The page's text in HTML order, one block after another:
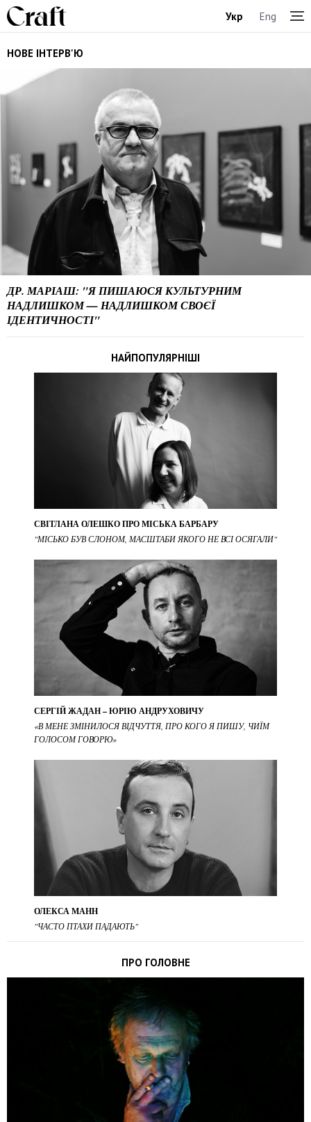
Укр Eng
НОВЕ ІНТЕРВ'Ю
ДР. МАРІАШ: "Я ПИШАЮСЯ КУЛЬТУРНИМ
НАДЛИШКОМ — НАДЛИШКОМ СВОЄЇ
ІДЕНТИЧНОСТІ"
НАЙПОПУЛЯРНІШІ
СВІТЛАНА ОЛЕШКО ПРО МІСЬКА БАРБАРУ
"МІСЬКО БУВ СЛОНОМ, МАСШТАБИ ЯКОГО НЕ ВСІ ОСЯГАЛИ"
СЕРГІЙ ЖАДАН – ЮРІЮ АНДРУХОВИЧУ
«В МЕНЕ ЗМІНИЛОСЯ ВІДЧУТТЯ, ПРО КОГО Я ПИШУ, ЧИЇМ
ГОЛОСОМ ГОВОРЮ»
ОЛЕКСА МАНН
"ЧАСТО ПТАХИ ПАДАЮТЬ"
ПРО ГОЛОВНЕ